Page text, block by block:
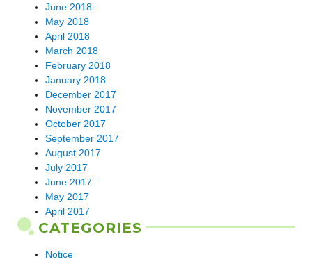
June 2018
May 2018
April 2018
March 2018
February 2018
January 2018
December 2017
November 2017
October 2017
September 2017
August 2017
July 2017
June 2017
May 2017
April 2017
CATEGORIES
Notice